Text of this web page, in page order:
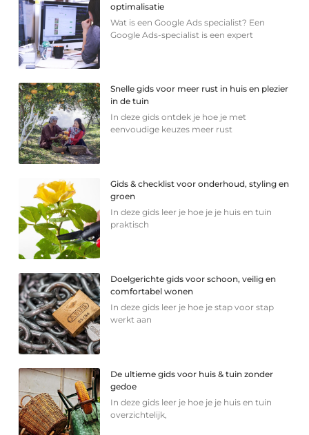
optimalisatie
Wat is een Google Ads specialist? Een
Google Ads-specialist is een expert
Snelle gids voor meer rust in huis en plezier
in de tuin
In deze gids ontdek je hoe je met
eenvoudige keuzes meer rust
Gids & checklist voor onderhoud, styling en
groen
In deze gids leer je hoe je je huis en tuin
praktisch
Doelgerichte gids voor schoon, veilig en
comfortabel wonen
In deze gids leer je hoe je stap voor stap
werkt aan
De ultieme gids voor huis & tuin zonder
gedoe
In deze gids leer je hoe je je huis en tuin
overzichtelijk,